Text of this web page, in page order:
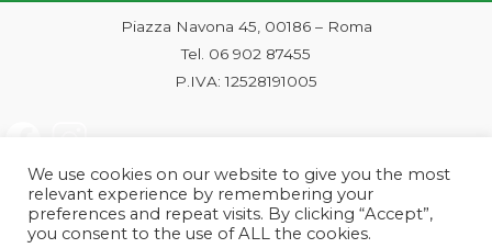
Piazza Navona 45, 00186 – Roma
Tel. 06 902 87455
P.IVA: 12528191005
We use cookies on our website to give you the most
relevant experience by remembering your
preferences and repeat visits. By clicking “Accept”,
you consent to the use of ALL the cookies.